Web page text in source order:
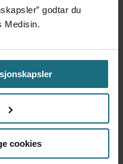
godtar du
Medisin.
cookies